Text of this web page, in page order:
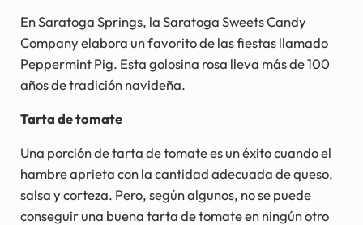
En Saratoga Springs, la Saratoga Sweets Candy
Company elabora un favorito de las fiestas llamado
Peppermint Pig. Esta golosina rosa lleva más de 100
años de tradición navideña.
Tarta de tomate
Una porción de tarta de tomate es un éxito cuando el
hambre aprieta con la cantidad adecuada de queso,
salsa y corteza. Pero, según algunos, no se puede
conseguir una buena tarta de tomate en ningún otro